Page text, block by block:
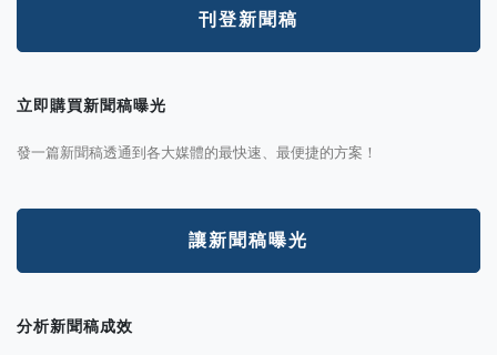
刊登新聞稿
立即購買新聞稿曝光
發一篇新聞稿透通到各大媒體的最快速、最便捷的方案！
讓新聞稿曝光
分析新聞稿成效